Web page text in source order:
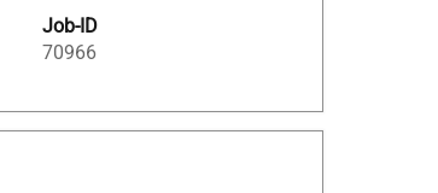
Job-ID
70966